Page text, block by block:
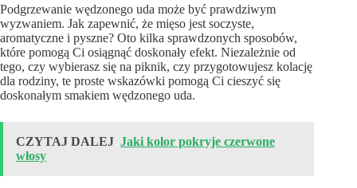
Podgrzewanie wędzonego uda może być prawdziwym
wyzwaniem. Jak zapewnić, że mięso jest soczyste,
aromatyczne i pyszne? Oto kilka sprawdzonych sposobów,
które pomogą Ci osiągnąć doskonały efekt. Niezależnie od
tego, czy wybierasz się na piknik, czy przygotowujesz kolację
dla rodziny, te proste wskazówki pomogą Ci cieszyć się
doskonałym smakiem wędzonego uda.
CZYTAJ DALEJ Jaki kolor pokryje czerwone
włosy